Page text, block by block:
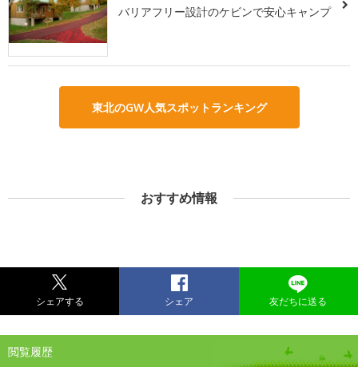
バリアフリー設計のケビンで安心キャンプ
東北のGW人気スポットランキング
おすすめ情報
シェアする シェア 友だちに送る
閲覧履歴